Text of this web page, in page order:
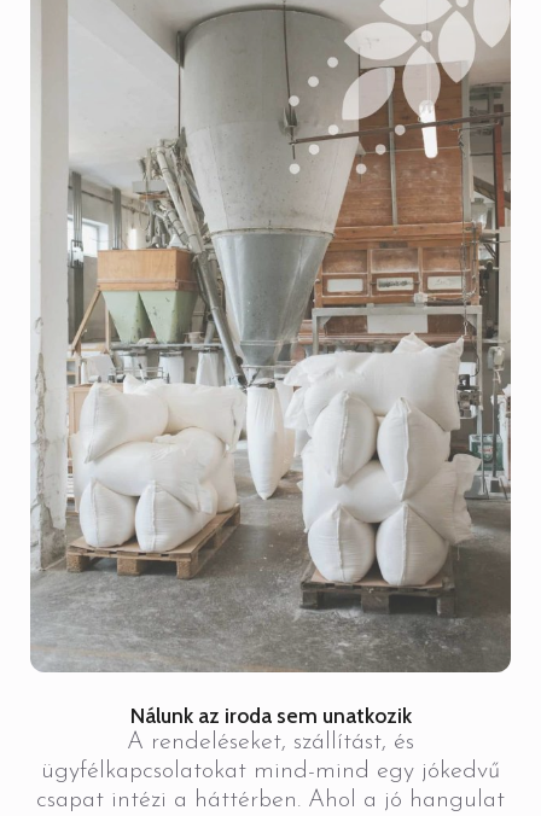
Nálunk az iroda sem unatkozik
A rendeléseket, szállítást, és
ügyfélkapcsolatokat mind-mind egy jókedvű
csapat intézi a háttérben. Ahol a jó hangulat